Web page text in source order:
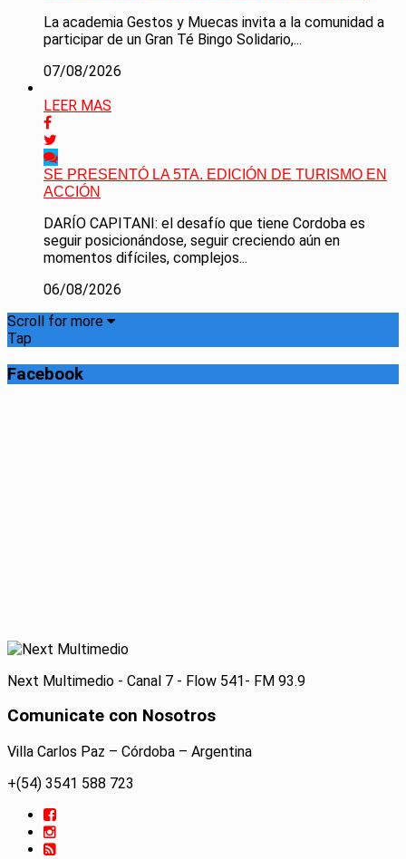
La academia Gestos y Muecas invita a la comunidad a
participar de un Gran Té Bingo Solidario,...
07/08/2026
LEER MAS
SE PRESENTÓ LA 5TA. EDICIÓN DE TURISMO EN
ACCIÓN
DARÍO CAPITANI: el desafío que tiene Cordoba es
seguir posicionándose, seguir creciendo aún en
momentos difíciles, complejos...
06/08/2026
Scroll for more
Tap
Facebook
Next Multimedio - Canal 7 - Flow 541- FM 93.9
Comunicate con Nosotros
Villa Carlos Paz – Córdoba – Argentina
+(54) 3541 588 723